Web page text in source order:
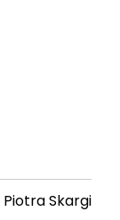
Skargi